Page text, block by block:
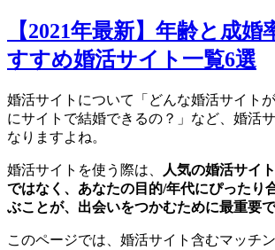
【2021年最新】年齢と成婚
すすめ婚活サイト一覧6選
婚活サイトについて「どんな婚活サイト
にサイトで結婚できるの？」など、婚活
なりますよね。
婚活サイトを使う際は、
人気の婚活サイ
ではなく、あなたの目的/年代にぴったり
ぶことが、 出会いをつかむために最重要で
このページでは、婚活サイト含むマッチ